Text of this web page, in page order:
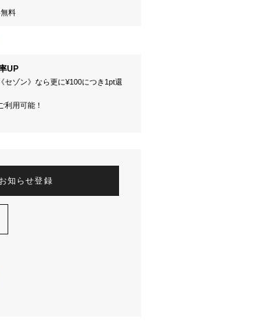
料
UP
セゾン》なら更に¥100につき1pt還
利用可能！
知らせ登録